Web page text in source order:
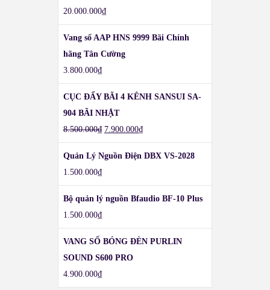
20.000.000₫
Vang số AAP HNS 9999 Bãi Chính
hãng Tân Cường
3.800.000₫
CỤC ĐẨY BÃI 4 KÊNH SANSUI SA-
904 BÃI NHẬT
8.500.000₫ 7.900.000₫
Quản Lý Nguồn Điện DBX VS-2028
1.500.000₫
Bộ quản lý nguồn Bfaudio BF-10 Plus
1.500.000₫
VANG SỐ BÓNG ĐÈN PURLIN
SOUND S600 PRO
4.900.000₫